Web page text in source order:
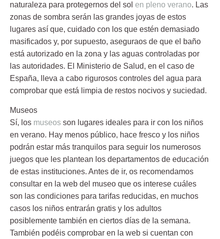
naturaleza para protegernos del sol en pleno verano. Las
zonas de sombra serán las grandes joyas de estos
lugares así que, cuidado con los que estén demasiado
masificados y, por supuesto, aseguraos de que el baño
está autorizado en la zona y las aguas controladas por
las autoridades. El Ministerio de Salud, en el caso de
España, lleva a cabo rigurosos controles del agua para
comprobar que está limpia de restos nocivos y suciedad.
Museos
Sí, los museos son lugares ideales para ir con los niños
en verano. Hay menos público, hace fresco y los niños
podrán estar más tranquilos para seguir los numerosos
juegos que les plantean los departamentos de educación
de estas instituciones. Antes de ir, os recomendamos
consultar en la web del museo que os interese cuáles
son las condiciones para tarifas reducidas, en muchos
casos los niños entrarán gratis y los adultos
posiblemente también en ciertos días de la semana.
También podéis comprobar en la web si cuentan con